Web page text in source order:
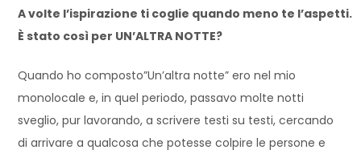
A volte l’ispirazione ti coglie quando meno te l’aspetti.
È stato così per UN’ALTRA NOTTE?
Quando ho composto”Un’altra notte” ero nel mio
monolocale e, in quel periodo, passavo molte notti
sveglio, pur lavorando, a scrivere testi su testi, cercando
di arrivare a qualcosa che potesse colpire le persone e